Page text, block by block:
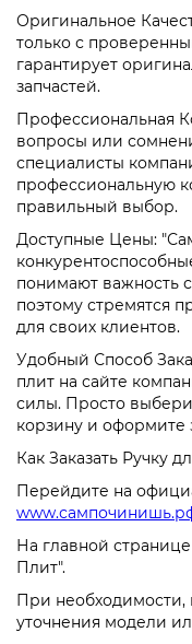
Оригинальное
только с
гарантирует
запчастей.
Профессиональная
вопросы или
специалисты
профессиональную
правильный выбор.
Доступные Цены:
понимают важность
поэтому стремятся
для своих клиентов.
Удобный Способ
плит на сайте
силы. Просто
корзину и оформите
Как Заказать Ручку
Перейдите на
На главной
Плит".
При необходимости,
уточнения модели